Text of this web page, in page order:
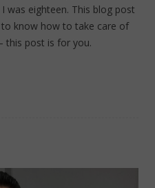
was eighteen. This blog post
know how to take care of
this post is for you.